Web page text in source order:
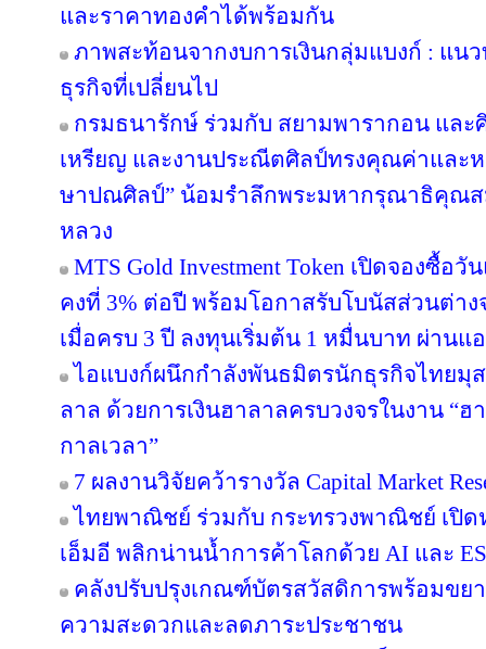
และราคาทองคำได้พร้อมกัน
ภาพสะท้อนจากงบการเงินกลุ่มแบงก์ : แ
ธุรกิจที่เปลี่ยนไป
กรมธนารักษ์ ร่วมกับ สยามพารากอน แล
เหรียญ และงานประณีตศิลป์ทรงคุณค่าและ
ษาปณศิลป์” น้อมรำลึกพระมหากรุณาธิคุณ
หลวง
MTS Gold Investment Token เปิดจองซื้อ
คงที่ 3% ต่อปี พร้อมโอกาสรับโบนัสส่วนต่า
เมื่อครบ 3 ปี ลงทุนเริ่มต้น 1 หมื่นบาท ผ่านแ
ไอแบงก์ผนึกกำลังพันธมิตรนักธุรกิจไทยมุ
ลาล ด้วยการเงินฮาลาลครบวงจรในงาน “
กาลเวลา”
7 ผลงานวิจัยคว้ารางวัล Capital Market
ไทยพาณิชย์ ร่วมกับ กระทรวงพาณิชย์ เปิด
เอ็มอี พลิกน่านน้ำการค้าโลกด้วย AI และ
คลังปรับปรุงเกณฑ์บัตรสวัสดิการพร้อมขย
ความสะดวกและลดภาระประชาชน